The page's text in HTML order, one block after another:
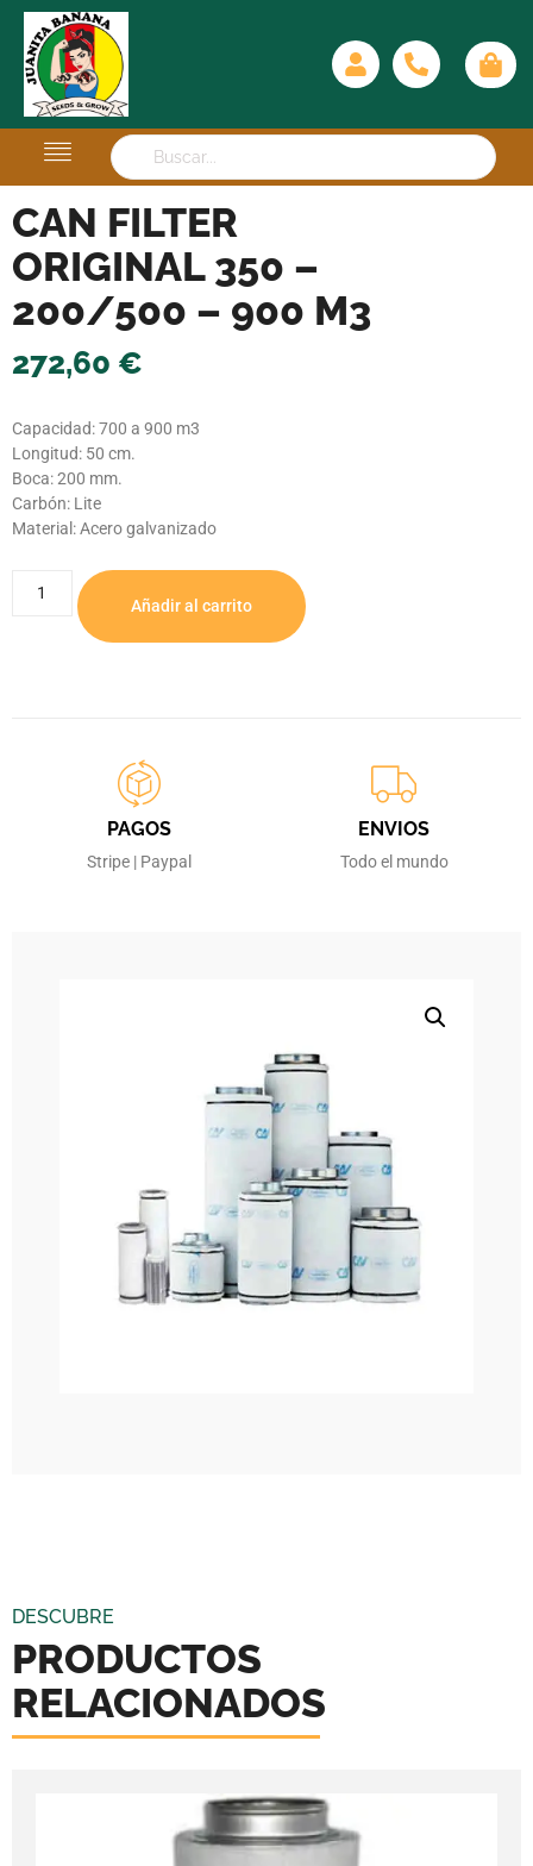
CAN FILTER
ORIGINAL 350 –
200/500 – 900 M3
272,60 €
Capacidad: 700 a 900 m3
Longitud: 50 cm.
Boca: 200 mm.
Carbón: Lite
Material: Acero galvanizado
Añadir al carrito
PAGOS
Stripe | Paypal
ENVIOS
Todo el mundo
DESCUBRE
PRODUCTOS
RELACIONADOS